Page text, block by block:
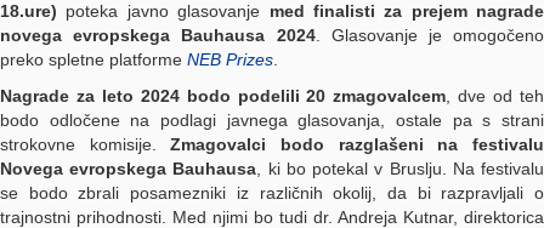
18.ure) poteka javno glasovanje med finalisti za prejem nagrade
novega evropskega Bauhausa 2024. Glasovanje je omogočeno
preko spletne platforme NEB Prizes
Nagrade za leto 2024 bodo podelili 20 zmagovalcem , dve od teh
bodo odločene na podlagi javnega glasovanja, ostale pa s strani
strokovne komisije.Zmagovalci bodo razglašeni na festivalu
Novega evropskega Bauhausa , ki bo potekal v Bruslju. Na festivalu
se bodo zbrali posamezniki iz različnih okolij, da bi razpravljali o
trajnostni prihodnosti. Med njimi bo tudi dr. Andreja Kutnar, direktorica